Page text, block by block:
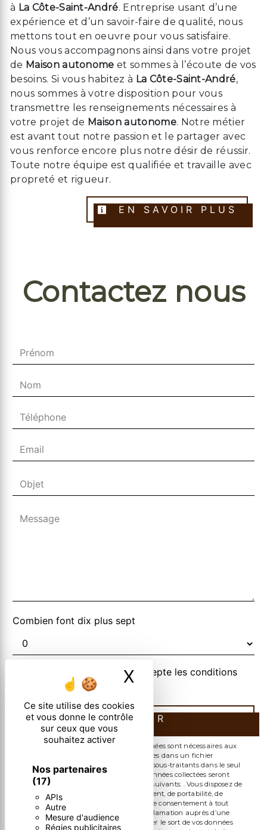
Ce site utilise des cookies
et vous donne le contrôle
sur ceux que vous
souhaitez activer
Nos partenaires
(17)
APIs
Autre
Mesure d'audience
Régies publicitaires
X Masquer le
à La Côte-Saint-André. Entreprise usant d’une
expérience et d’un savoir-faire de qualité, nous
mettons tout en oeuvre pour vous satisfaire.
Nous vous accompagnons ainsi dans votre projet
de Maison autonome et sommes à l’écoute de vos
besoins. Si vous habitez à La Côte-Saint-André,
nous sommes à votre disposition pour vous
transmettre les renseignements nécessaires à
votre projet de Maison autonome. Notre métier
est avant tout notre passion et le partager avec
vous renforce encore plus notre désir de réussir.
Toute notre équipe est qualifiée et travaille avec
propreté et rigueur.
EN SAVOIR PLUS
Contactez nous
Combien font dix plus sept
En cochant cette case, j'accepte les conditions
particulières ci-dessous **
ENVOYER
** Les données personnelles communiquées sont nécessaires aux
fins de vous contacter et sont enregistrées dans un fichier
informatisé. Elles sont destinées à et ses sous-traitants dans le seul
but de répondre à votre message. Les données collectées seront
communiquées aux seuls destinataires suivants: . Vous disposez de
droits d’accès, de rectification, d’effacement, de portabilité, de
limitation, d’opposition, de retrait de votre consentement à tout
moment et du droit d’introduire une réclamation auprès d’une
autorité de contrôle, ainsi que d’organiser le sort de vos données